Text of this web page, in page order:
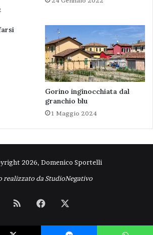
Gorino inginocchiata dal
granchio blu
1 Maggio 2024
2026, Domenico Sportelli
realizzato da StudioNegativo
RSS Facebook